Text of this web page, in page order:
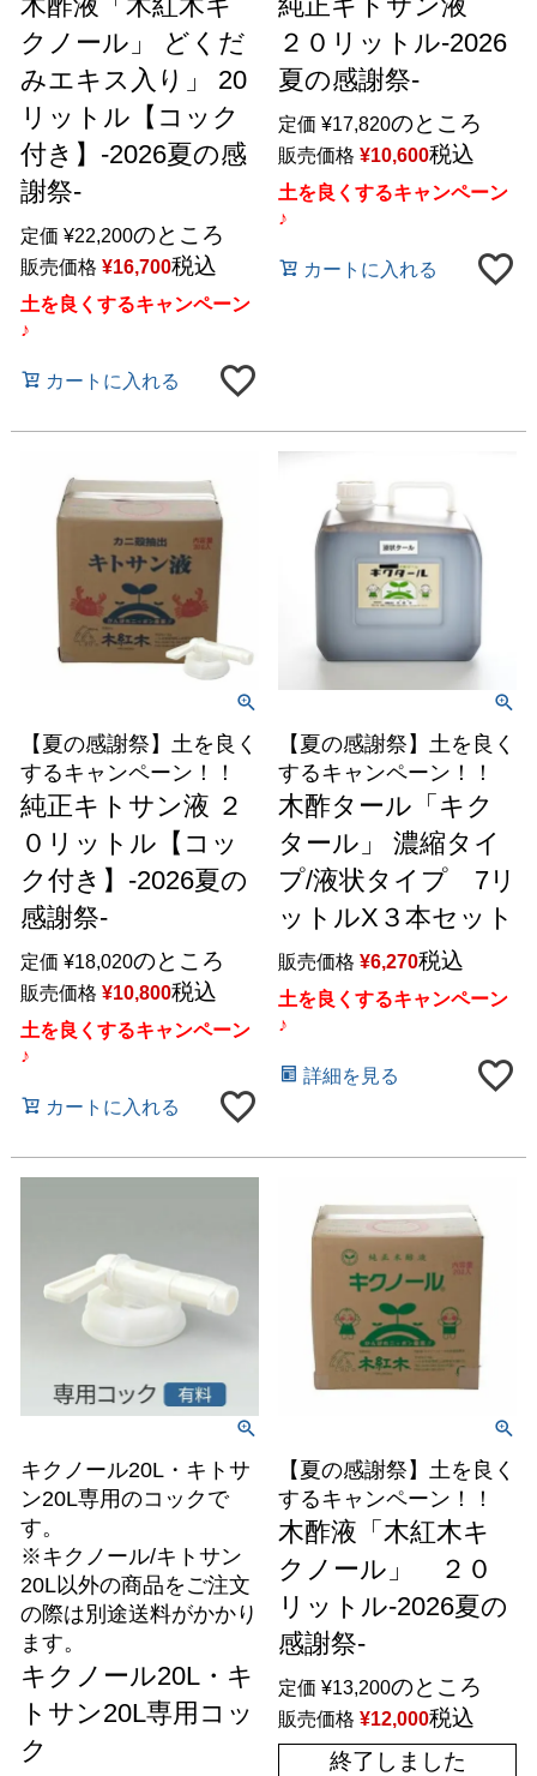
クノール」 どくだ
みエキス入り」 20
リットル【コック
付き】-2026夏の感
謝祭-
定価 ¥22,200のところ
販売価格 ¥16,700税込
土を良くするキャンペーン
♪
カートに入れる
２０リットル-2026
夏の感謝祭-
定価 ¥17,820のところ
販売価格 ¥10,600税込
土を良くするキャンペーン
♪
カートに入れる
【夏の感謝祭】土を良く
するキャンペーン！！
純正キトサン液 ２
０リットル【コッ
ク付き】-2026夏の
感謝祭-
定価 ¥18,020のところ
販売価格 ¥10,800税込
土を良くするキャンペーン
♪
カートに入れる
【夏の感謝祭】土を良く
するキャンペーン！！
木酢タール「キク
タール」 濃縮タイ
プ/液状タイプ 7リ
ットルX３本セット
販売価格 ¥6,270税込
土を良くするキャンペーン
♪
詳細を見る
キクノール20L・キトサ
ン20L専用のコックで
す。
※キクノール/キトサン
20L以外の商品をご注文
の際は別途送料がかかり
ます。
キクノール20L・キ
トサン20L専用コッ
ク
【夏の感謝祭】土を良く
するキャンペーン！！
木酢液「木紅木キ
クノール」 ２０
リットル-2026夏の
感謝祭-
定価 ¥13,200のところ
販売価格 ¥12,000税込
終了しました